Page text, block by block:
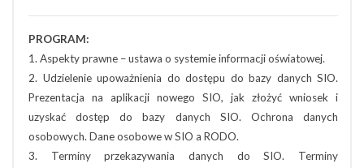
PROGRAM:
1. Aspekty prawne – ustawa o systemie informacji oświatowej.
2. Udzielenie upoważnienia do dostępu do bazy danych SIO.
Prezentacja na aplikacji nowego SIO, jak złożyć wniosek i
uzyskać dostęp do bazy danych SIO. Ochrona danych
osobowych. Dane osobowe w SIO a RODO.
3. Terminy przekazywania danych do SIO. Terminy